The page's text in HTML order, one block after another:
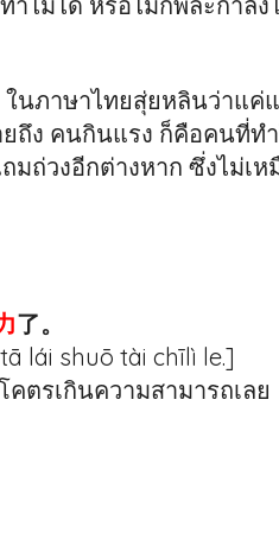
นภาษาไทยสุ่ยหลินว่าแค่
ถึง คนกินแรง ก็คือคนที่ท
มถ่วงอีกต่างหาก ซึ่งไม่เ
了。
lái shuō tài chīlì le.]
ตรเกินความสามารถเล